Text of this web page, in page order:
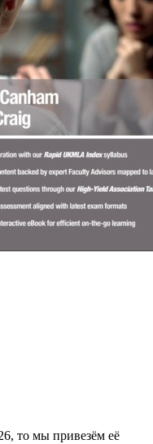
то мы привезём её